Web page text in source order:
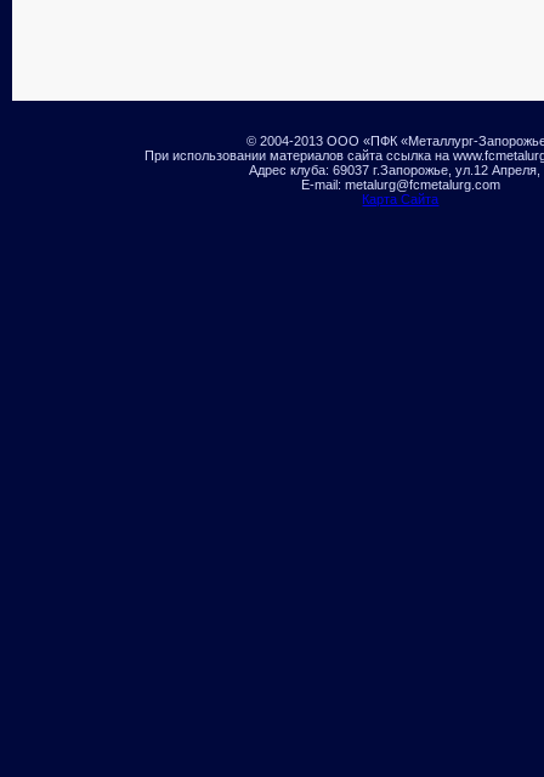
© 2004-2013 ООО «ПФК «Металлург-
При использовании материалов сайта ссылка на
Адрес клуба: 69037 г.Запорожье, ул.12 Апреля,
E-mail: metalurg@fcmetalurg.com
Карта Сайта